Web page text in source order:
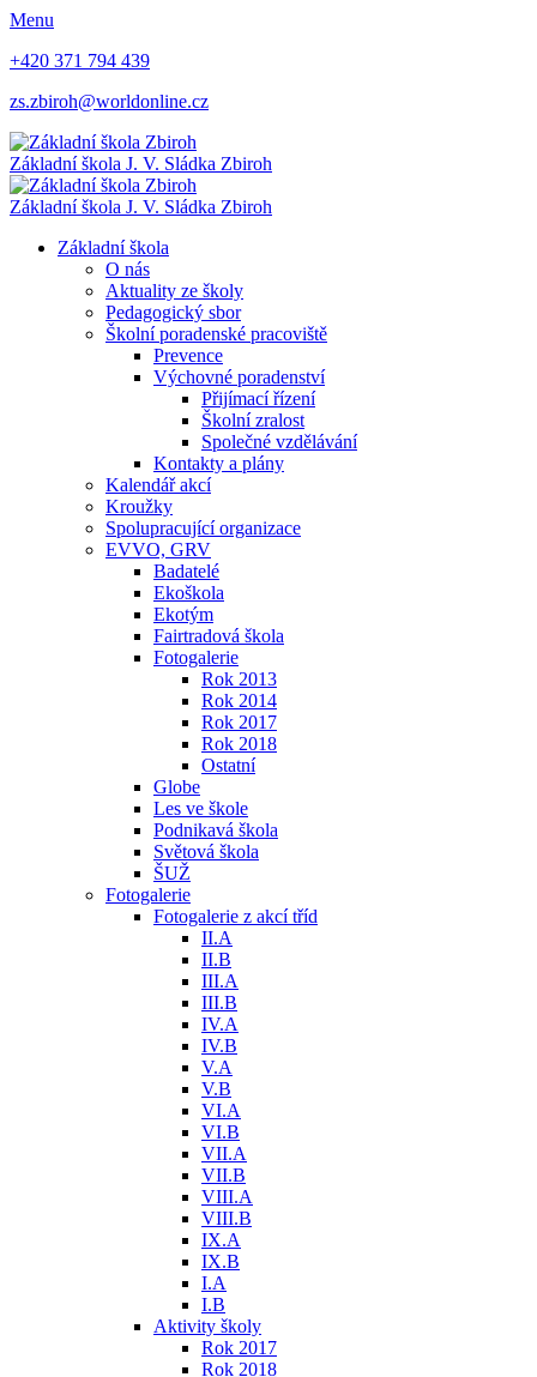
Menu
+420 371 794 439
zs.zbiroh@worldonline.cz
Základní škola J. V. Sládka Zbiroh
Základní škola J. V. Sládka Zbiroh
Základní škola
O nás
Aktuality ze školy
Pedagogický sbor
Školní poradenské pracoviště
Prevence
Výchovné poradenství
Přijímací řízení
Školní zralost
Společné vzdělávání
Kontakty a plány
Kalendář akcí
Kroužky
Spolupracující organizace
EVVO, GRV
Badatelé
Ekoškola
Ekotým
Fairtradová škola
Fotogalerie
Rok 2013
Rok 2014
Rok 2017
Rok 2018
Ostatní
Globe
Les ve škole
Podnikavá škola
Světová škola
ŠUŽ
Fotogalerie
Fotogalerie z akcí tříd
II.A
II.B
III.A
III.B
IV.A
IV.B
V.A
V.B
VI.A
VI.B
VII.A
VII.B
VIII.A
VIII.B
IX.A
IX.B
I.A
I.B
Aktivity školy
Rok 2017
Rok 2018